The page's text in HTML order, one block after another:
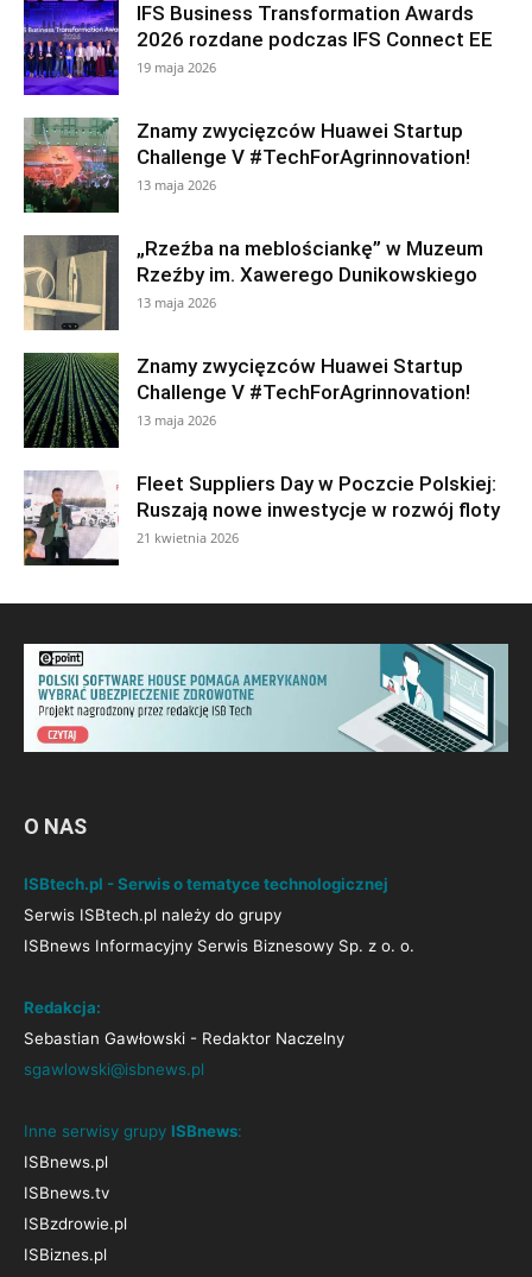
IFS Business Transformation Awards
2026 rozdane podczas IFS Connect EE
19 maja 2026
Znamy zwycięzców Huawei Startup
Challenge V #TechForAgrinnovation!
13 maja 2026
„Rzeźba na meblościankę” w Muzeum
Rzeźby im. Xawerego Dunikowskiego
13 maja 2026
Znamy zwycięzców Huawei Startup
Challenge V #TechForAgrinnovation!
13 maja 2026
Fleet Suppliers Day w Poczcie Polskiej:
Ruszają nowe inwestycje w rozwój floty
21 kwietnia 2026
O NAS
ISBtech.pl - Serwis o tematyce technologicznej
Serwis ISBtech.pl należy do grupy
ISBnews Informacyjny Serwis Biznesowy Sp. z o. o.
Redakcja:
Sebastian Gawłowski - Redaktor Naczelny
sgawlowski@isbnews.pl
Inne serwisy grupy ISBnews:
ISBnews.pl
ISBnews.tv
ISBzdrowie.pl
ISBiznes.pl